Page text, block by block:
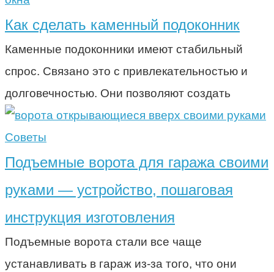
Как сделать каменный подоконник
Каменные подоконники имеют стабильный
спрос. Связано это с привлекательностью и
долговечностью. Они позволяют создать
Советы
Подъемные ворота для гаража своими
руками — устройство, пошаговая
инструкция изготовления
Подъемные ворота стали все чаще
устанавливать в гараж из-за того, что они